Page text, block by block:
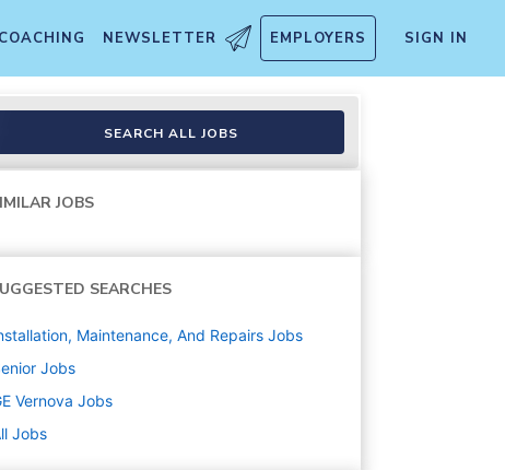
COACHING NEWSLETTER EMPLOYERS SIGN IN
SEARCH ALL JOBS
JOBS
SEARCHES
Maintenance, And Repairs Jobs
Jobs
Vernova Jobs
Jobs